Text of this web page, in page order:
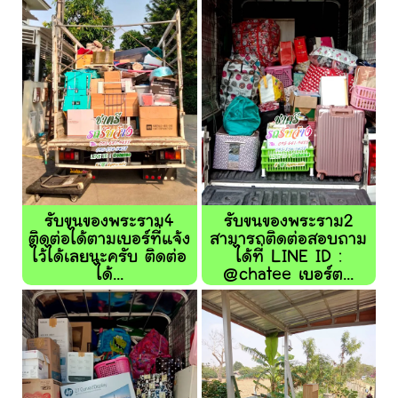
รับขนของพระราม4
ติดต่อได้ตามเบอร์ที่แจ้ง
ไว้ได้เลยนะครับ ติดต่อ
ได้...
รับขนของพระราม2
สามารถติดต่อสอบถาม
ได้ที่ LINE ID :
@chatee เบอร์ต...